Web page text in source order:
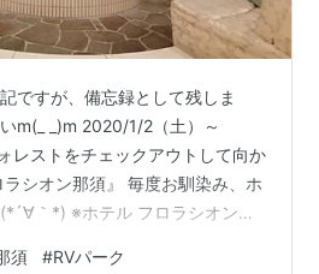
ですが、備忘録として残しま
m(_ _)m 2020/1/2（土）～
レストをチェックアウトして向か
シオン那須』 毎度お馴染み、ホ
｀*) ※ホテル フロラシオン那
須 #RVパーク